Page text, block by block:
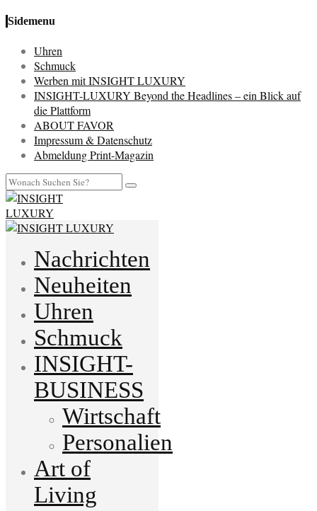
Sidemenu
Uhren
Schmuck
Werben mit INSIGHT LUXURY
INSIGHT-LUXURY Beyond the Headlines – ein Blick auf
die Plattform
ABOUT FAVOR
Impressum & Datenschutz
Abmeldung Print-Magazin
Nachrichten
Neuheiten
Uhren
Schmuck
INSIGHT-
BUSINESS
Wirtschaft
Personalien
Art of
Living